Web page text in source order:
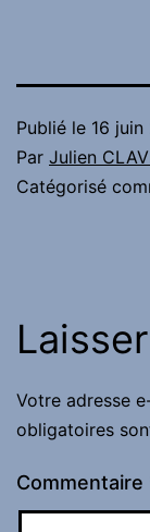
Publié le 16
Par Julien
Catégorisé
Votre adresse
obligatoires
Commentaire